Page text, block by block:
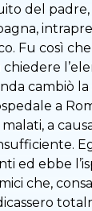
del
Fu così
cambiò la
a
a
ed ebbe
che,